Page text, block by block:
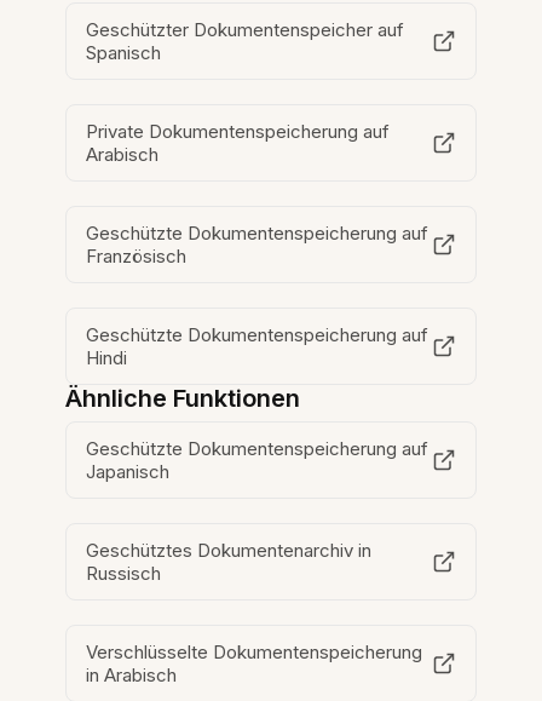
Geschützter Dokumentenspeicher auf
Spanisch
Private Dokumentenspeicherung auf
Arabisch
Geschützte Dokumentenspeicherung auf
Französisch
Geschützte Dokumentenspeicherung auf
Hindi
Ähnliche Funktionen
Geschützte Dokumentenspeicherung auf
Japanisch
Geschütztes Dokumentenarchiv in
Russisch
Verschlüsselte Dokumentenspeicherung
in Arabisch